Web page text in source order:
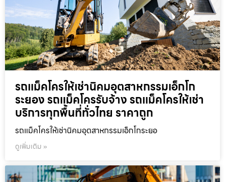
รถแม็คโครให้เช่านิคมอุตสาหกรรมเอ็กโก
ระยอง รถแม็คโครรับจ้าง รถแม็คโครให้เช่า
บริการทุกพื้นที่ทั่วไทย ราคาถูก
รถแม็คโครให้เช่านิคมอุตสาหกรรมเอ็กโกระยอ
ดูเพิ่มเติม »